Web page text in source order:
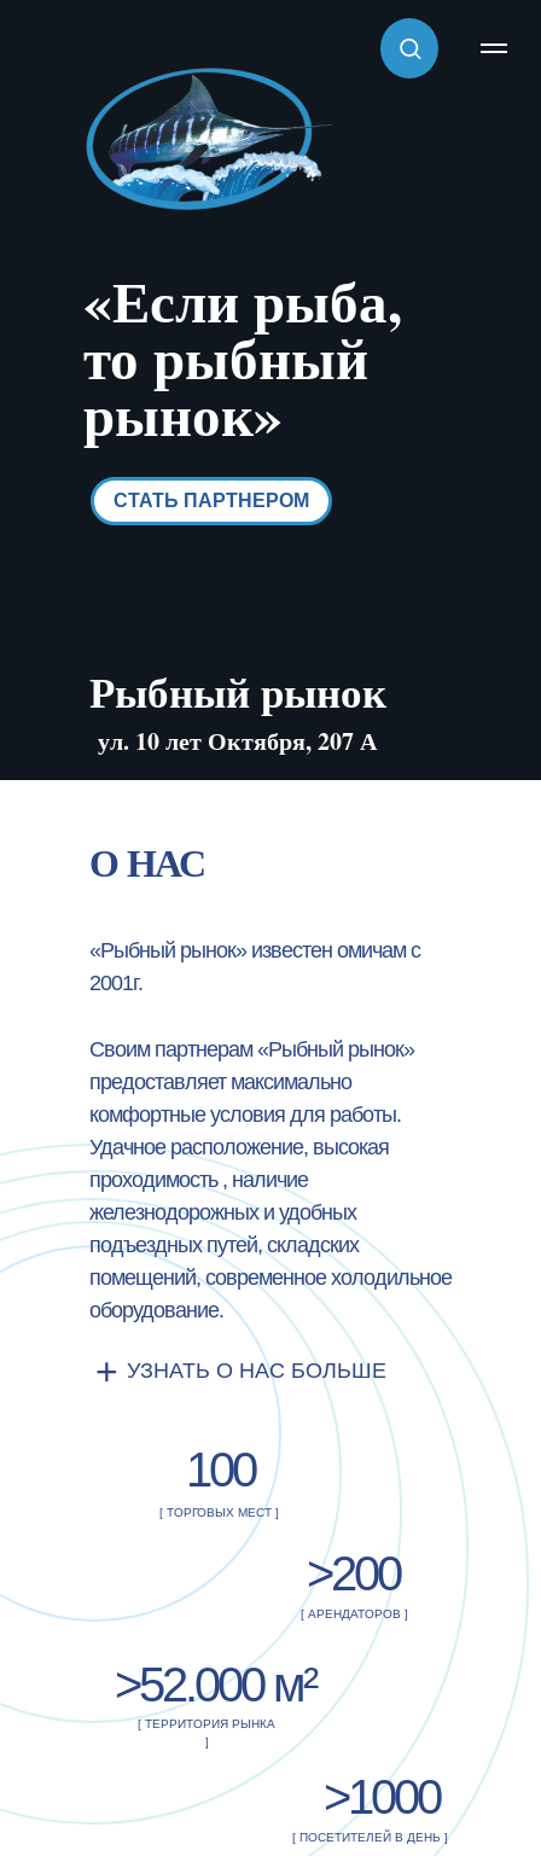
«‎Если рыба,
то рыбный
рынок»‎
ул. 10 лет Октября, 207 А
СТАТЬ ПАРТНЕРОМ
Рыбный рынок
О НАС
«Рыбный рынок» известен омичам с
2001г.
УЗНАТЬ О НАС БОЛЬШЕ
+
>200
[ АРЕНДАТОРОВ ]
>1000
[ ПОСЕТИТЕЛЕЙ В ДЕНЬ ]
>52.000 м²
[ ТЕРРИТОРИЯ РЫНКА
]
100
[ ТОРГОВЫХ МЕСТ ]
Своим партнерам «Рыбный рынок»
предоставляет максимально
комфортные условия для работы.
Удачное расположение, высокая
проходимость , наличие
железнодорожных и удобных
подъездных путей, складских
помещений, современное холодильное
оборудование.